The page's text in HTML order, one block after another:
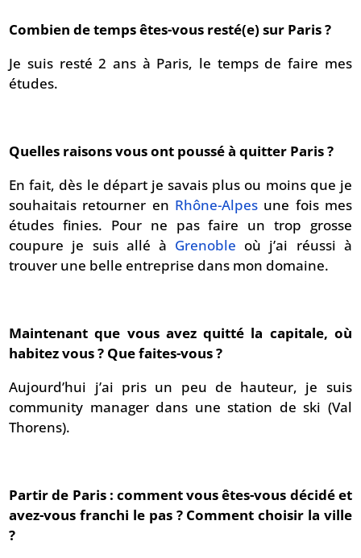
Combien de temps êtes-vous resté(e) sur Paris ?
Je suis resté 2 ans à Paris, le temps de faire mes
études.
Quelles raisons vous ont poussé à quitter Paris ?
En fait, dès le départ je savais plus ou moins que je
souhaitais retourner en Rhône-Alpes une fois mes
études finies. Pour ne pas faire un trop grosse
coupure je suis allé à Grenoble où j’ai réussi à
trouver une belle entreprise dans mon domaine.
Maintenant que vous avez quitté la capitale, où
habitez vous ? Que faites-vous ?
Aujourd’hui j’ai pris un peu de hauteur, je suis
community manager dans une station de ski (Val
Thorens).
Partir de Paris : comment vous êtes-vous décidé et
avez-vous franchi le pas ? Comment choisir la ville
?